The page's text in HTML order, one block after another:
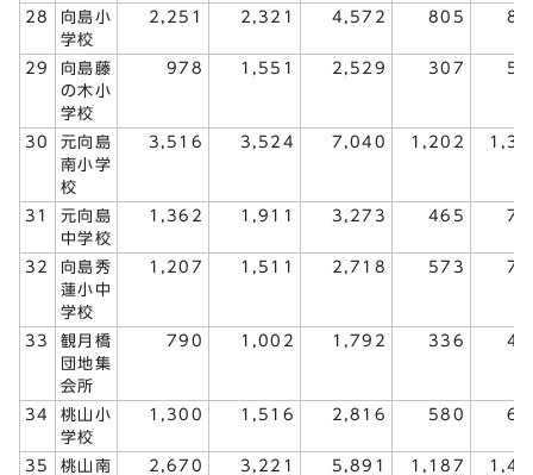
28
向島小
学校
2,251 2,321 4,572 805
29
向島藤
の木小
学校
978 1,551 2,529 307
30
元向島
南小学
校
3,516 3,524 7,040 1,202
31
元向島
中学校
1,362 1,911 3,273 465
32
向島秀
蓮小中
学校
1,207 1,511 2,718 573
33
観月橋
団地集
会所
790 1,002 1,792 336
34
桃山小
学校
1,300 1,516 2,816 580
35 桃山南 2,670 3,221 5,891 1,187